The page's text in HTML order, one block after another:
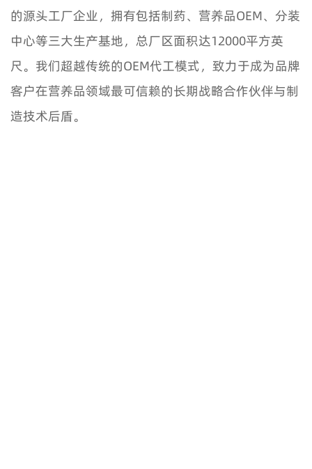
的源头工厂企业，拥有包括制药、营养品OEM、分装
中心等三大生产基地，总厂区面积达12000平方英
尺。我们超越传统的OEM代工模式，致力于成为品牌
客户在营养品领域最可信赖的长期战略合作伙伴与制
造技术后盾。